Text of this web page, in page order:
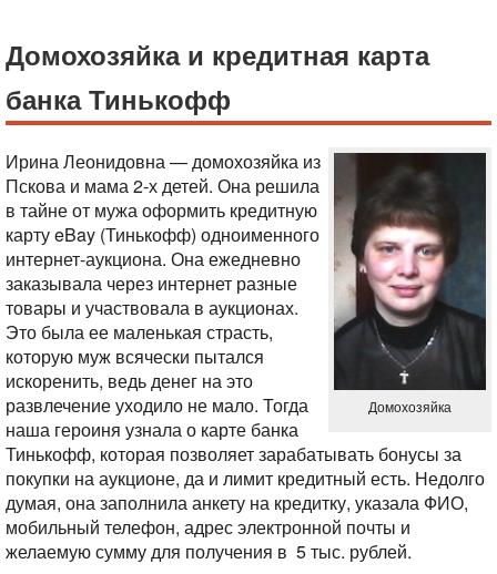
Домохозяйка и кредитная карта
банка Тинькофф
Домохозяйка
Ирина Леонидовна — домохозяйка из
Пскова и мама 2-х детей. Она решила
в тайне от мужа оформить кредитную
карту eBay (Тинькофф) одноименного
интернет-аукциона. Она ежедневно
заказывала через интернет разные
товары и участвовала в аукционах.
Это была ее маленькая страсть,
которую муж всячески пытался
искоренить, ведь денег на это
развлечение уходило не мало. Тогда
наша героиня узнала о карте банка
Тинькофф, которая позволяет зарабатывать бонусы за
покупки на аукционе, да и лимит кредитный есть. Недолго
думая, она заполнила анкету на кредитку, указала ФИО,
мобильный телефон, адрес электронной почты и
желаемую сумму для получения в 5 тыс. рублей.